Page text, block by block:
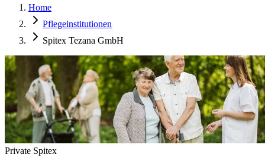
Home
Pflegeinstitutionen
Spitex Tezana GmbH
Private Spitex